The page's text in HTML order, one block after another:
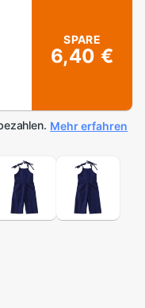
SPARE
6,40 €
Mehr erfahren